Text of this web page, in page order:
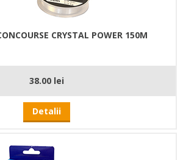
CRYSTAL POWER 150M
38.00 lei
Detalii